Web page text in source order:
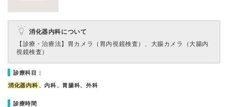
消化器内科について
【診療・治療法】 胃カメラ（胃内視鏡検査）、大腸カメラ（大腸内
視鏡検査）
診療科目：
消化器内科 、内科、胃腸科、外科
診療時間